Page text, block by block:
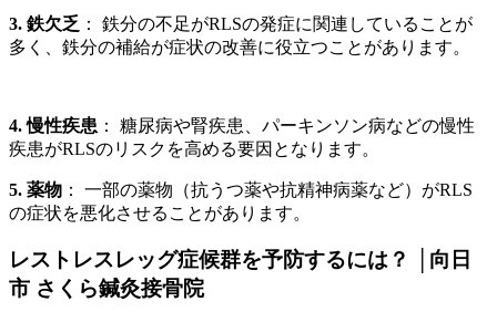
3. 鉄欠乏 ： 鉄分の不足がRLSの発症に関連していることが
多く、鉄分の補給が症状の改善に役立つことがあります。
4. 慢性疾患 ： 糖尿病や腎疾患、パーキンソン病などの慢性
疾患がRLSのリスクを高める要因となります。
5. 薬物 ： 一部の薬物（抗うつ薬や抗精神病薬など）がRLS
の症状を悪化させることがあります。
レストレスレッグ症候群を予防するには？ │向日
市 さくら鍼灸接骨院